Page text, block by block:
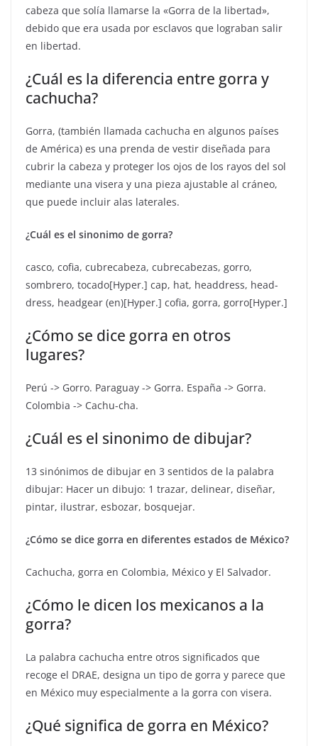
cabeza que solía llamarse la «Gorra de la libertad»,
debido que era usada por esclavos que lograban salir
en libertad.
¿Cuál es la diferencia entre gorra y
cachucha?
Gorra,​ (también llamada cachucha en algunos países
de América​) es una prenda de vestir diseñada para
cubrir la cabeza y proteger los ojos de los rayos del sol
mediante una visera y una pieza ajustable al cráneo,
que puede incluir alas laterales.
¿Cuál es el sinonimo de gorra?
casco, cofia, cubrecabeza, cubrecabezas, gorro,
sombrero, tocado[Hyper.] cap, hat, headdress, head-
dress, headgear (en)[Hyper.] cofia, gorra, gorro[Hyper.]
¿Cómo se dice gorra en otros
lugares?
Perú -> Gorro. Paraguay -> Gorra. España -> Gorra.
Colombia -> Cachu-cha.
¿Cuál es el sinonimo de dibujar?
13 sinónimos de dibujar en 3 sentidos de la palabra
dibujar: Hacer un dibujo: 1 trazar, delinear, diseñar,
pintar, ilustrar, esbozar, bosquejar.
¿Cómo se dice gorra en diferentes estados de México?
Cachucha, gorra en Colombia, México y El Salvador.
¿Cómo le dicen los mexicanos a la
gorra?
La palabra cachucha entre otros significados que
recoge el DRAE, designa un tipo de gorra y parece que
en México muy especialmente a la gorra con visera.
¿Qué significa de gorra en México?